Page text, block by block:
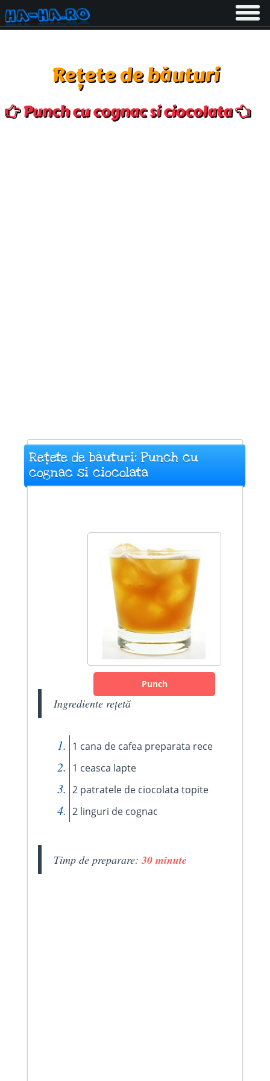
Toggle
Rețete de băuturi
Punch cu cognac si ciocolata
Rețete de băuturi: Punch cu
cognac si ciocolata
Punch
Ingrediente rețetă
1 cana de cafea preparata rece
1 ceasca lapte
2 patratele de ciocolata topite
2 linguri de cognac
Timp de preparare:30 minute